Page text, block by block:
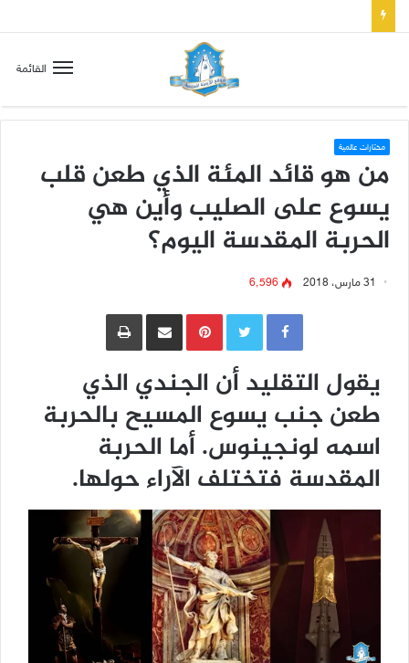
القائمة
مختارات عالمية
من هو قائد المئة الذي طعن قلب
يسوع على الصليب وأين هي
الحربة المقدسة اليوم؟
31 مارس، 2018 6٬596
Pinterestمشاركة عبر البريد طباعة
يقول التقليد أن الجندي الذي
طعن جنب يسوع المسيح بالحربة
اسمه لونجينوس. أما الحربة
المقدسة فتختلف الآراء حولها.